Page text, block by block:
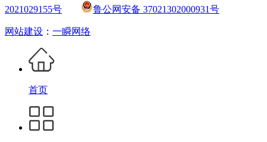
2021029155号
鲁公网安备 37021302000931号
网站建设 ： 一瞬网络
首页